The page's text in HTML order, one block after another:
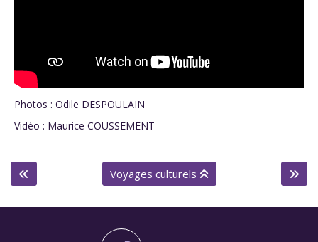
Photos : Odile DESPOULAIN
Vidéo : Maurice COUSSEMENT
Voyages culturels